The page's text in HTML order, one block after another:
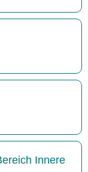
Innere